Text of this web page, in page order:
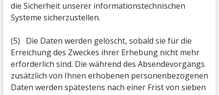
die Sicherheit unserer informationstechnischen
Systeme sicherzustellen.
(5) Die Daten werden gelöscht, sobald sie für die
Erreichung des Zweckes ihrer Erhebung nicht mehr
erforderlich sind. Die während des Absendevorgangs
zusätzlich von Ihnen erhobenen personenbezogenen
Daten werden spätestens nach einer Frist von sieben